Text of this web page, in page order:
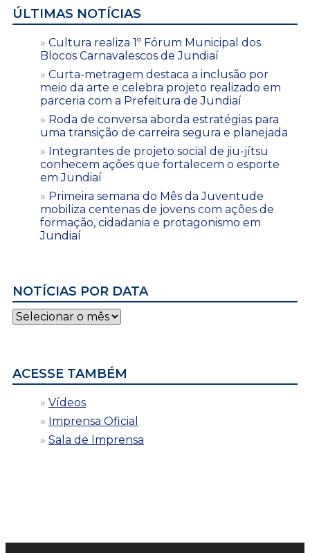
ÚLTIMAS NOTÍCIAS
Cultura realiza 1º Fórum Municipal dos
Blocos Carnavalescos de Jundiaí
Curta-metragem destaca a inclusão por
meio da arte e celebra projeto realizado em
parceria com a Prefeitura de Jundiaí
Roda de conversa aborda estratégias para
uma transição de carreira segura e planejada
Integrantes de projeto social de jiu-jítsu
conhecem ações que fortalecem o esporte
em Jundiaí
Primeira semana do Mês da Juventude
mobiliza centenas de jovens com ações de
formação, cidadania e protagonismo em
Jundiaí
NOTÍCIAS POR DATA
Notícias
por
ACESSE TAMBÉM
Vídeos
Imprensa Oficial
Sala de Imprensa